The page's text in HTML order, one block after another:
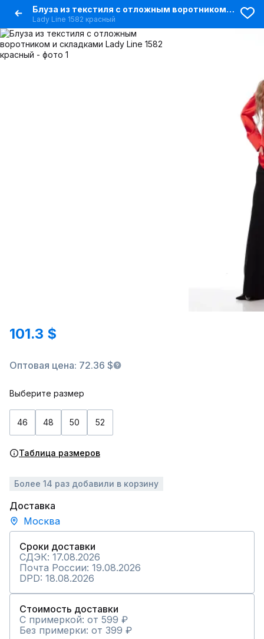
Блуза из текстиля с отложным воротником и складками
Lady Line 1582 красный
101.3 $
Оптовая цена: 72.36 $
Выберите размер
46 48 50 52
Таблица размеров
Более 14 раз добавили в корзину
Доставка
Москва
Сроки доставки
СДЭК: 17.08.2026
Почта России: 19.08.2026
DPD: 18.08.2026
Стоимость доставки
С примеркой: от 599 ₽
Без примерки: от 399 ₽